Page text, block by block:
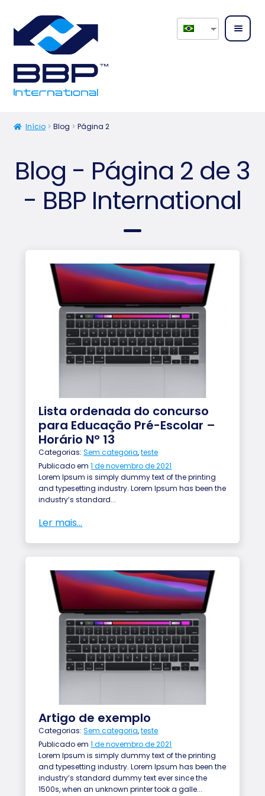
Serviç
menu
Início Blog Página 2
Blog - Página 2 de 3
- BBP International
Lista ordenada do concurso
para Educação Pré-Escolar –
Horário Nº 13
Categorias:Sem categoria,teste
Publicado em1 de novembro de 2021
Lorem Ipsum is simply dummy text of the printing
and typesetting industry. Lorem Ipsum has been the
industry’s standard...
Ler mais...
Artigo de exemplo
Categorias:Sem categoria,teste
Publicado em1 de novembro de 2021
Lorem Ipsum is simply dummy text of the printing
and typesetting industry. Lorem Ipsum has been the
industry’s standard dummy text ever since the
1500s, when an unknown printer took a galle...